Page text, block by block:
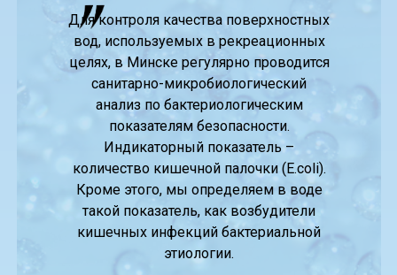
Для контроля качества поверхностных
вод, используемых в рекреационных
целях, в Минске регулярно проводится
санитарно-микробиологический
анализ по бактериологическим
показателям безопасности.
Индикаторный показатель –
количество кишечной палочки (E.coli).
Кроме этого, мы определяем в воде
такой показатель, как возбудители
кишечных инфекций бактериальной
этиологии.